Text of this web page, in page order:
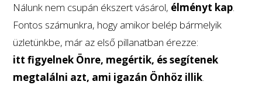
Nálunk nem csupán ékszert vásárol, élményt kap.
Fontos számunkra, hogy amikor belép bármelyik
üzletünkbe, már az első pillanatban érezze:
itt figyelnek Önre, megértik, és segítenek
megtalálni azt, ami igazán Önhöz illik.